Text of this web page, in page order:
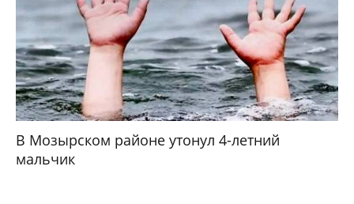
В Мозырском районе утонул 4-летний
мальчик